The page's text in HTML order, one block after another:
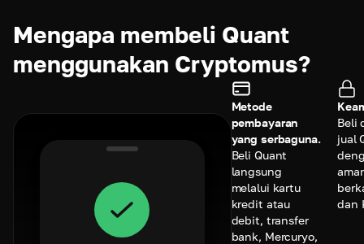
Mengapa membeli Quant
menggunakan Cryptomus?
Metode
pembayaran
yang serbaguna.
Beli Quant
langsung
melalui kartu
kredit atau
debit, transfer
bank, Mercuryo,
Beli
jual
dan